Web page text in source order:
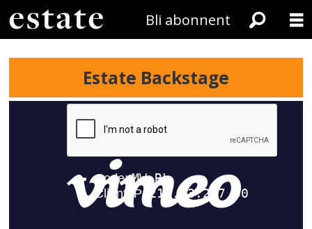
Bli abonnent
Estate Backstage